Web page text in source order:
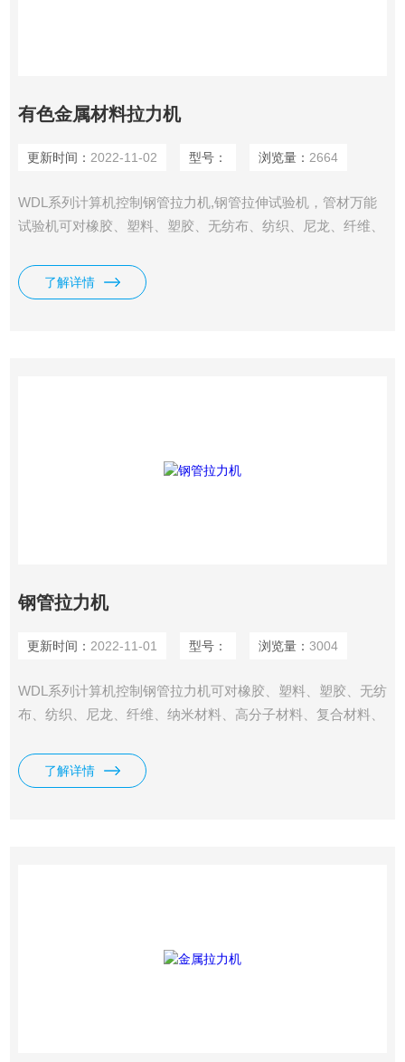
有色金属材料拉力机
更新时间： 2022-11-02 型号： 浏览量： 2664
WDL系列计算机控制钢管拉力机,钢管拉伸试验机，管材万能
试验机可对橡胶、塑料、塑胶、无纺布、纺织、尼龙、纤维、
缆、光纤光缆、安全带、保险带、皮革皮带、鞋类、胶带、聚
合物、弹簧钢、轴承钢、不锈钢（及其它高硬度钢）、铸件、
了解详情
钢管拉力机
更新时间： 2022-11-01 型号： 浏览量： 3004
WDL系列计算机控制钢管拉力机可对橡胶、塑料、塑胶、无纺
布、纺织、尼龙、纤维、纳米材料、高分子材料、复合材料、
皮带、鞋类、胶带、聚合物、弹簧钢、轴承钢、不锈钢（及其
它高硬度钢）、铸件、钢板、钢带、有色金属、汽车零部件、
了解详情